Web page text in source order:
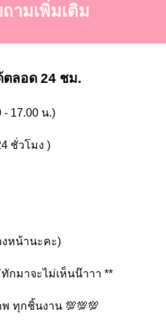
ามเพิ่มเติม
ลอด 24 ชม.
- 17.00 น.)
ชั่วโมง )
งหน้านะคะ)
กมาจะไม่เห็นน๊าาา **
ทุกชิ้นงาน 💯💯💯